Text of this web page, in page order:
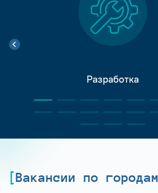
Разработка
Вакансии по городам